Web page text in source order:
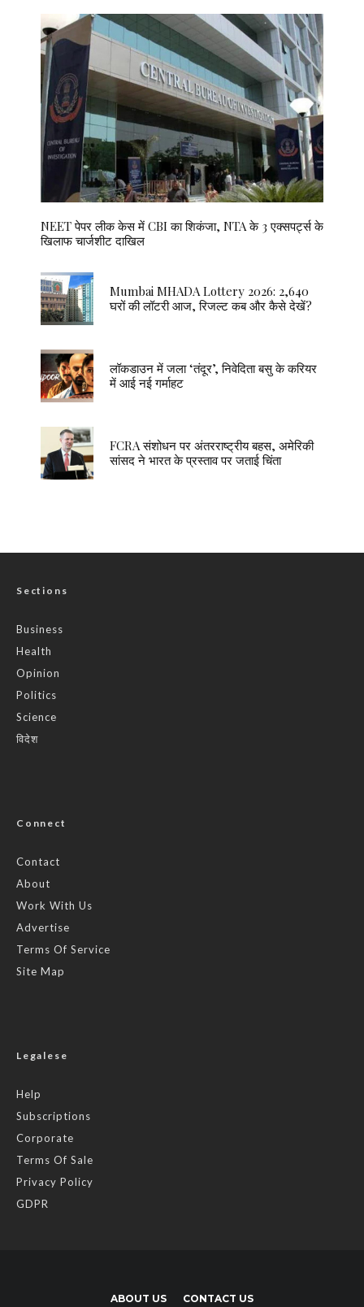
NEET पेपर लीक केस में CBI का शिकंजा, NTA के 3 एक्सपर्ट्स के
खिलाफ चार्जशीट दाखिल
Mumbai MHADA Lottery 2026: 2,640
घरों की लॉटरी आज, रिजल्ट कब और कैसे देखें?
लॉकडाउन में जला ‘तंदूर’, निवेदिता बसु के करियर
में आई नई गर्माहट
FCRA संशोधन पर अंतरराष्ट्रीय बहस, अमेरिकी
सांसद ने भारत के प्रस्ताव पर जताई चिंता
Sections
Business
Health
Opinion
Politics
Science
विदेश
Connect
Contact
About
Work With Us
Advertise
Terms Of Service
Site Map
Legalese
Help
Subscriptions
Corporate
Terms Of Sale
Privacy Policy
GDPR
ABOUT US CONTACT US